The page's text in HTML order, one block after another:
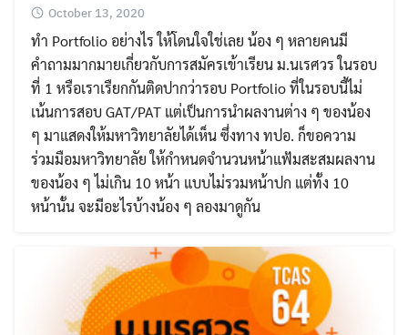
October 13, 2020
ทำ Portfolio อย่างไร ให้โดนใจใช่เลย น้อง ๆ หลายคนมี
คำถามมากมายเกี่ยวกับการสมัครเข้าเรียน ม.นเรศวร ในรอบ
ที่ 1 หรือเราเรืยกกันติดปากว่ารอบ Portfolio ที่ในรอบนี้ไม่
เน้นการสอบ GAT/PAT แต่เป็นการนำผลงานต่าง ๆ ของน้อง
ๆ มาแสดงให้มหาวิทยาลัยได้เห็น ซึ่งทาง ทปอ. ก็ขอความ
ร่วมมือมหาวิทยาลัย ให้กำหนดจำนวนหน้าแฟ้มสะสมผลงาน
ของน้อง ๆ ไม่เกิน 10 หน้า แบบไม่รวมหน้าปก แต่ทั้ง 10
หน้านั้น จะมีอะไรบ้างน้อง ๆ ลองมาดูกัน